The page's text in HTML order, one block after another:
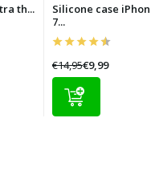
th...
Silicone case
7...
€14,95€9,99